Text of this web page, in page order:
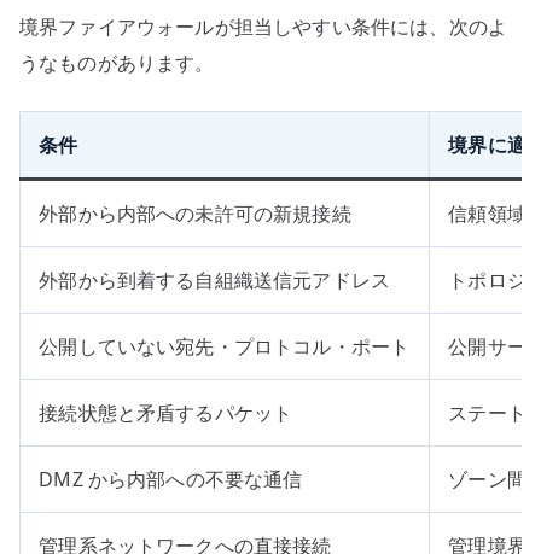
境界ファイアウォールが担当しやすい条件には、次のよ
うなものがあります。
条件 境界に適
外部から内部への未許可の新規接続 信頼領域
外部から到着する自組織送信元アドレス トポロジ
公開していない宛先・プロトコル・ポート 公開サー
接続状態と矛盾するパケット ステート
DMZ から内部への不要な通信 ゾーン間
管理系ネットワークへの直接接続 管理境界